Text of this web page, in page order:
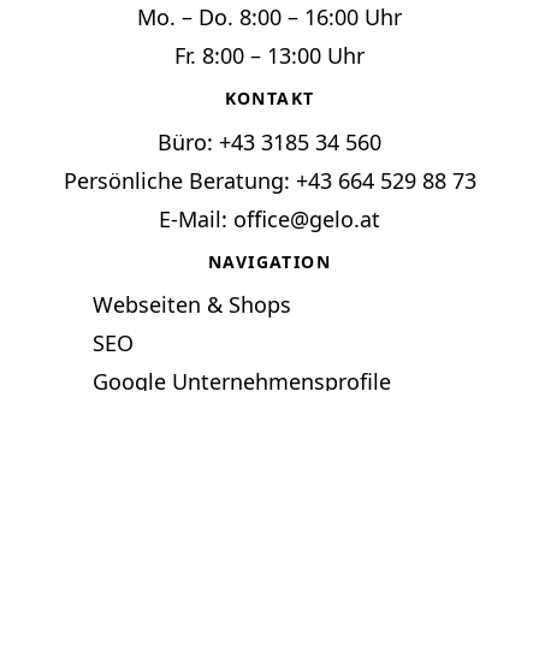
Mo. – Do. 8:00 – 16:00 Uhr
Fr. 8:00 – 13:00 Uhr
KONTAKT
Büro: +43 3185 34 560
Persönliche Beratung: +43 664 529 88 73
E-Mail: office@gelo.at
NAVIGATION
Webseiten & Shops
SEO
Google Unternehmensprofile